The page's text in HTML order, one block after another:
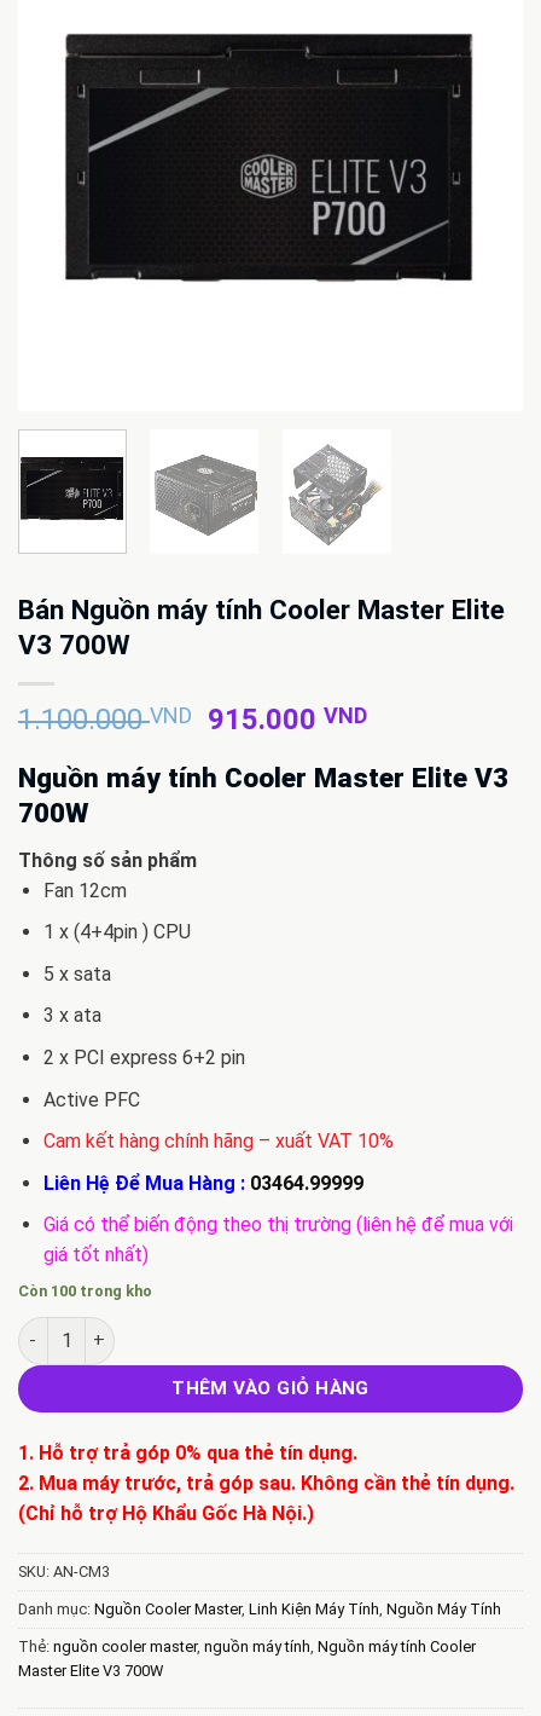
Bán Nguồn máy tính Cooler Master Elite
V3 700W
1.100.000VND
Giá
là:
915.000VNDGiá
tại
Nguồn máy tính Cooler Master Elite V3
700W
Thông số sản phẩm
Fan 12cm
1 x (4+4pin ) CPU
5 x sata
3 x ata
2 x PCI express 6+2 pin
Active PFC
Cam kết hàng chính hãng – xuất VAT 10%
Liên Hệ Để Mua Hàng : 03464.99999
Giá có thể biến động theo thị trường (liên hệ để mua với
giá tốt nhất)
Còn 100 trong kho
Bán Nguồn máy tính Cooler Master Elite V3 700W số lượng
THÊM VÀO GIỎ HÀNG
1. Hỗ trợ trả góp 0% qua thẻ tín dụng.
2. Mua máy trước, trả góp sau. Không cần thẻ tín dụng.
(Chỉ hỗ trợ Hộ Khẩu Gốc Hà Nội.)
SKU: AN-CM3
Danh mục: Nguồn Cooler Master, Linh Kiện Máy Tính, Nguồn Máy Tính
Thẻ: nguồn cooler master, nguồn máy tính, Nguồn máy tính Cooler
Master Elite V3 700W